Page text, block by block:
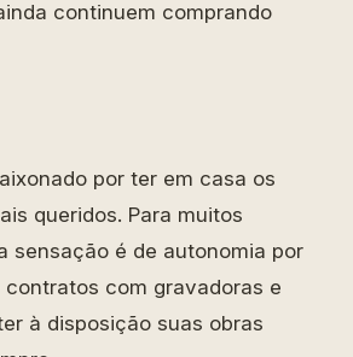
continuem comprando
por ter em casa os
queridos. Para muitos
sensação é de autonomia por
contratos com gravadoras e
à disposição suas obras